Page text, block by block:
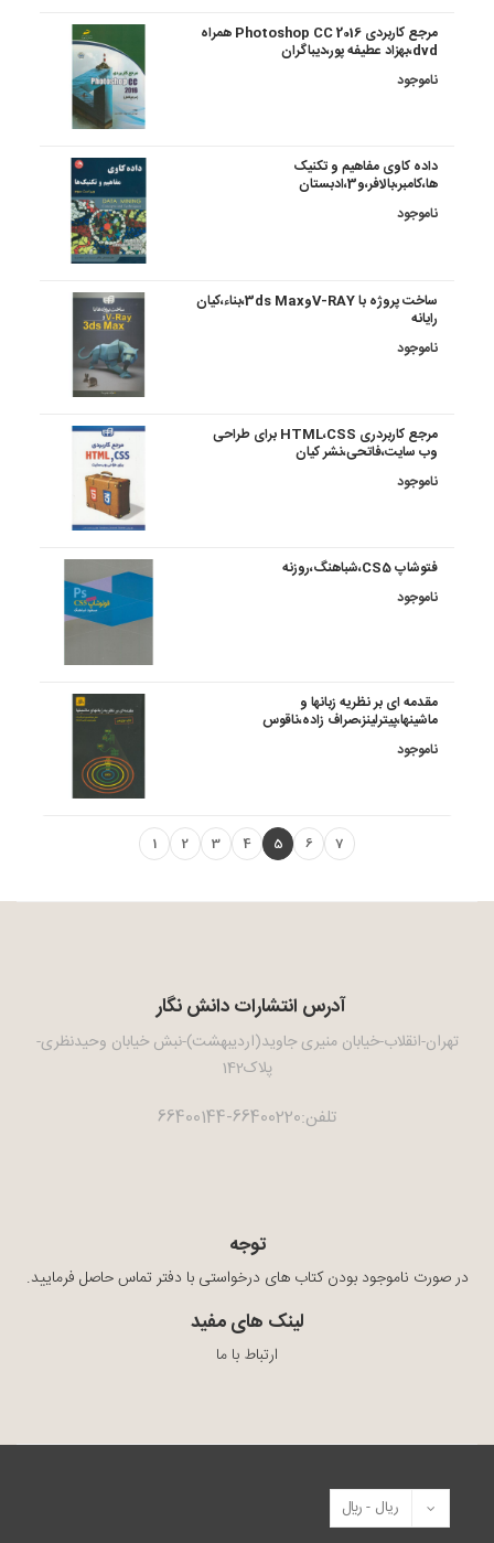
مرجع کاربردی Photoshop CC 2016 همراه
dvd،بهزاد عطیفه پور،دیباگران
ناموجود
داده کاوی مفاهیم و تکنیک
ها،کامبر،بالافر،و3،ادبستان
ناموجود
ساخت پروژه با V-RAYو3ds Max،بناء،کیان
رایانه
ناموجود
مرجع کاربردری HTML،CSS برای طراحی
وب سایت،فاتحی،نشر کیان
ناموجود
فتوشاپ CS5،شباهنگ،روزنه
ناموجود
مقدمه ای بر نظریه زبانها و
ماشینها،پیترلینز،صراف زاده،ناقوس
ناموجود
1 2 3 4 5 6 7
آدرس انتشارات دانش نگار
تهران-انقلاب-خیابان منیری جاوید(اردیبهشت)-نبش خیابان وحیدنظری-
پلاک142
تلفن:66400220-66400144
توجه
در صورت ناموجود بودن کتاب های درخواستی با دفتر تماس حاصل فرمایید.
لینک های مفید
ارتباط با ما